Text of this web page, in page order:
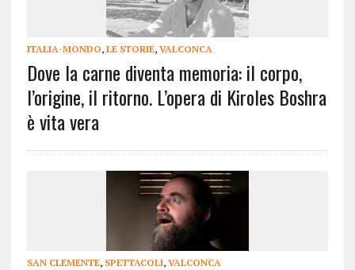
ITALIA-MONDO, LE STORIE, VALCONCA
Dove la carne diventa memoria: il corpo,
l’origine, il ritorno. L’opera di Kiroles Boshra
è vita vera
SAN CLEMENTE, SPETTACOLI, VALCONCA